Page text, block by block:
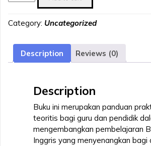
English
Young
Buku
Model
quantity
Category: Uncategorized
Description Reviews (0)
Description
Buku ini merupakan panduan
teoritis bagi guru dan pendidik
mengembangkan pembelajaran
Inggris yang menyenangkan bagi